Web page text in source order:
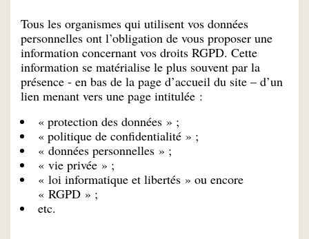
Tous les organismes qui utilisent vos données
personnelles ont l’obligation de vous proposer une
information concernant vos droits RGPD. Cette
information se matérialise le plus souvent par la
présence - en bas de la page d’accueil du site – d’un
lien menant vers une page intitulée :
« protection des données » ;
« politique de confidentialité » ;
« données personnelles » ;
« vie privée » ;
« loi informatique et libertés » ou encore
« RGPD » ;
etc.